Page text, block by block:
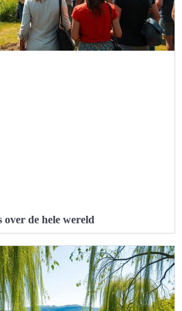
over de hele wereld